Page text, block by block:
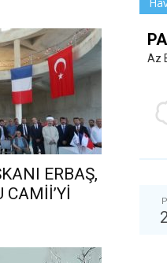
ERBAŞ,
CAMİİ’Yİ
Az